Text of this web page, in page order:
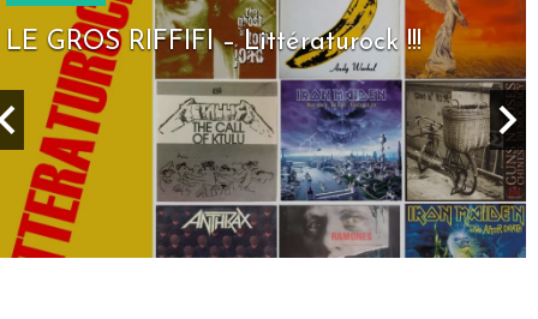
LE GROS RIFFIFI – Seven Days To Rock !!!